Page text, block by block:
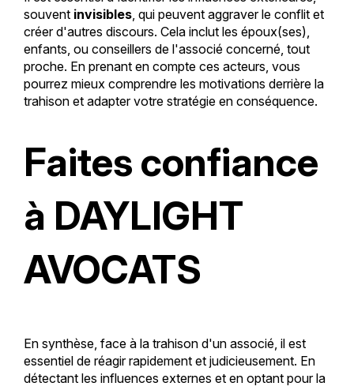
souvent invisibles, qui peuvent aggraver le conflit et
créer d'autres discours. Cela inclut les époux(ses),
enfants, ou conseillers de l'associé concerné, tout
proche. En prenant en compte ces acteurs, vous
pourrez mieux comprendre les motivations derrière la
trahison et adapter votre stratégie en conséquence.
Faites confiance
à DAYLIGHT
AVOCATS
En synthèse, face à la trahison d'un associé, il est
essentiel de réagir rapidement et judicieusement. En
détectant les influences externes et en optant pour la